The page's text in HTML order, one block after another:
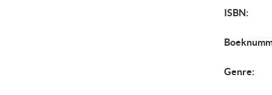
ISBN:
Genre: